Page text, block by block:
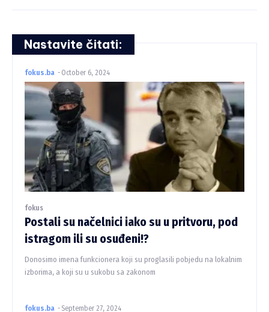
Nastavite čitati:
fokus.ba - October 6, 2024
fokus
Postali su načelnici iako su u pritvoru, pod
istragom ili su osuđeni!?
Donosimo imena funkcionera koji su proglasili pobjedu na lokalnim
izborima, a koji su u sukobu sa zakonom
fokus.ba - September 27, 2024